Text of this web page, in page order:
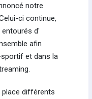
notre
ci continue,
d'
afin
et dans la
place différents